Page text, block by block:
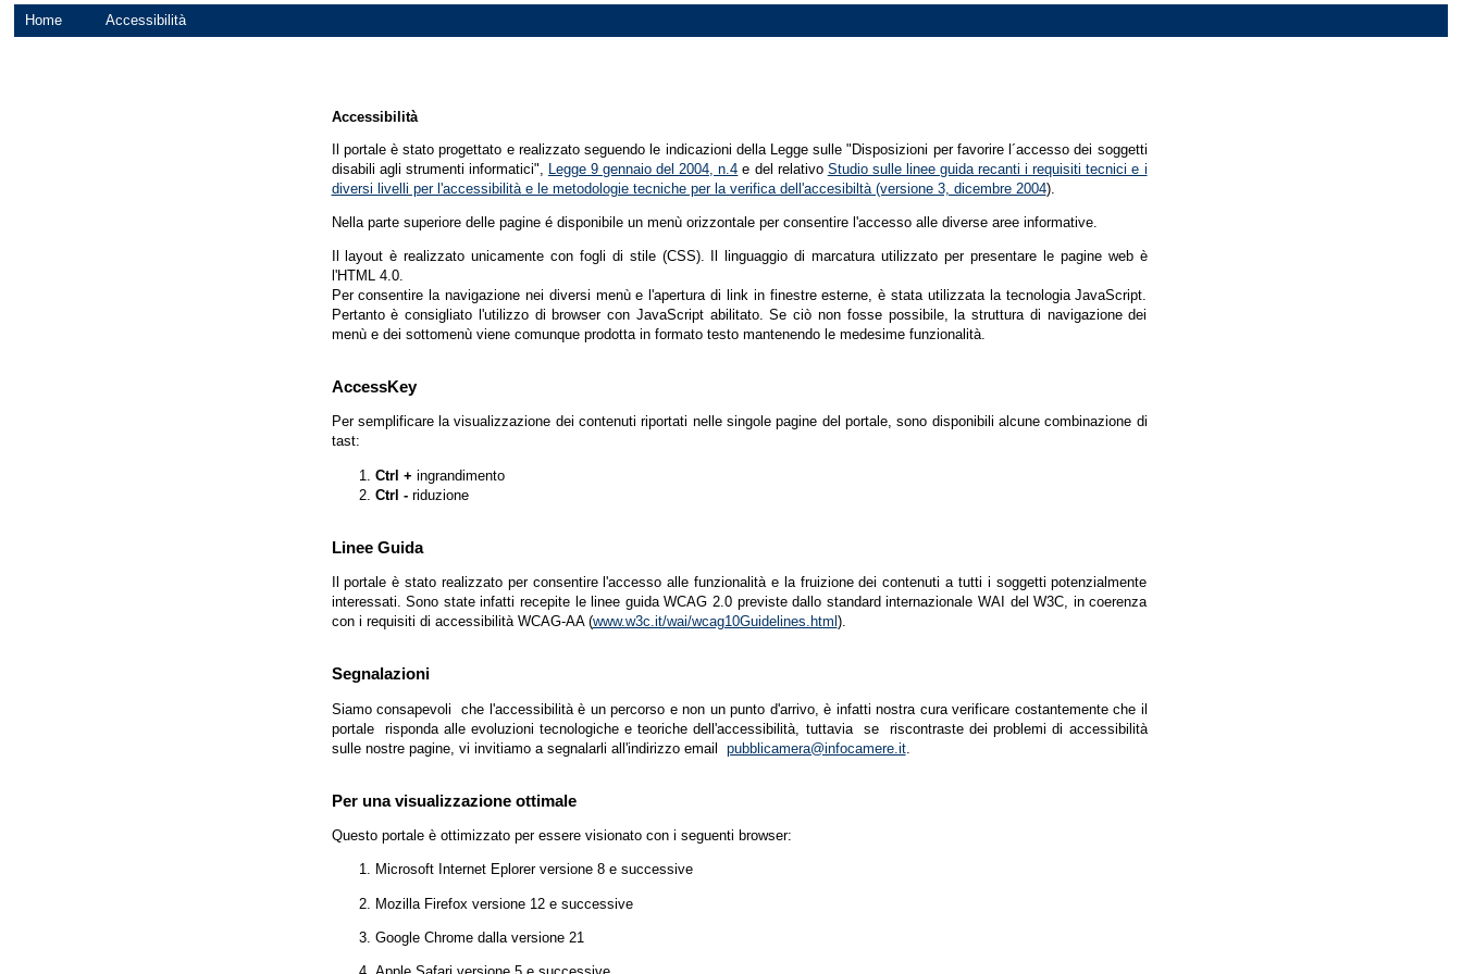
Home Accessibilità
Accessibilità
Il portale è stato progettato e realizzato seguendo le indicazioni della Legge sulle "Disposizioni per favorire l´accesso dei soggetti
disabili agli strumenti informatici", Legge 9 gennaio del 2004, n.4 e del relativo Studio sulle linee guida recanti i requisiti tecnici e i
diversi livelli per l'accessibilità e le metodologie tecniche per la verifica dell'accesibiltà (versione 3, dicembre 2004).
Nella parte superiore delle pagine é disponibile un menù orizzontale per consentire l'accesso alle diverse aree informative.
Il layout è realizzato unicamente con fogli di stile (CSS). Il linguaggio di marcatura utilizzato per presentare le pagine web è
l'HTML 4.0.
Per consentire la navigazione nei diversi menù e l'apertura di link in finestre esterne, è stata utilizzata la tecnologia JavaScript.
Pertanto è consigliato l'utilizzo di browser con JavaScript abilitato. Se ciò non fosse possibile, la struttura di navigazione dei
menù e dei sottomenù viene comunque prodotta in formato testo mantenendo le medesime funzionalità.
AccessKey
Per semplificare la visualizzazione dei contenuti riportati nelle singole pagine del portale, sono disponibili alcune combinazione di
tast:
Ctrl + ingrandimento
Ctrl -riduzione
Linee Guida
Il portale è stato realizzato per consentire l'accesso alle funzionalità e la fruizione dei contenuti a tutti i soggetti potenzialmente
interessati. Sono state infatti recepite le linee guida WCAG 2.0 previste dallo standard internazionale WAI del W3C, in coerenza
con i requisiti di accessibilità WCAG-AA (www.w3c.it/wai/wcag10Guidelines.html ).
Segnalazioni
Siamo consapevoli che l'accessibilità è un percorso e non un punto d'arrivo, è infatti nostra cura verificare costantemente che il
portale risponda alle evoluzioni tecnologiche e teoriche dell'accessibilità, tuttavia se riscontraste dei problemi di accessibilità
sulle nostre pagine, vi invitiamo a segnalarli all'indirizzo email pubblicamera@infocamere.it.
Per una visualizzazione ottimale
Questo portale è ottimizzato per essere visionato con i seguenti browser:
Microsoft Internet Eplorer versione 8 e successive
Mozilla Firefox versione 12 e successive
Google Chrome dalla versione 21